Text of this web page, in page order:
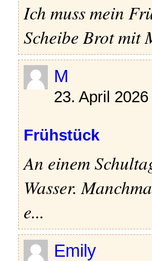
Ich muss mein
Scheibe Brot mit
M
23. April
Frühstück
An einem
Wasser.
e...
Emily